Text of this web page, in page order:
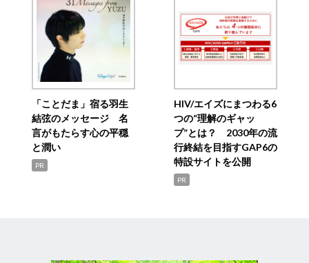
「ことだま」宿る羽生
結弦のメッセージ 名
言がもたらす心の平穏
と潤い
PR
HIV/エイズにまつわる6
つの“理解のギャッ
プ”とは？ 2030年の流
行終結を目指すGAP6の
特設サイトを公開
PR